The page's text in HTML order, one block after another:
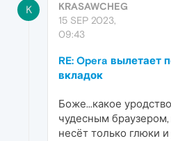
K
KRASAWCHEG
15 SEP 2023,
09:43
RE: Opera вылетает
вкладок
Боже...какое
чудесным
несёт только глюки